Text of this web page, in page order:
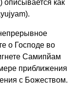
описывается как
о Господе во
Самипйам
приближения
с Божеством.